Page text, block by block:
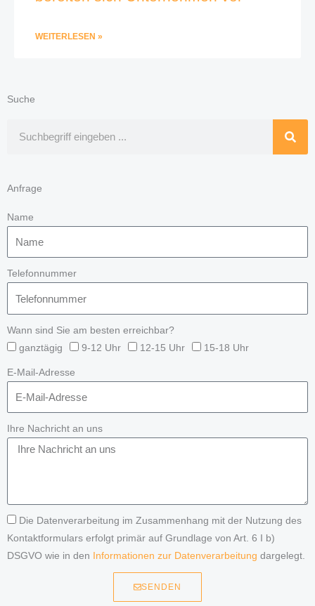
WEITERLESEN »
Suche
Anfrage
Name
Telefonnummer
Wann sind Sie am besten erreichbar?
ganztägig
9-12 Uhr 12-15 Uhr 15-18 Uhr
E-Mail-Adresse
Ihre Nachricht an uns
Die Datenverarbeitung im Zusammenhang mit der Nutzung des
Kontaktformulars erfolgt primär auf Grundlage von Art. 6 I b)
DSGVO wie in den
Informationen zur Datenverarbeitung dargelegt.
SENDEN